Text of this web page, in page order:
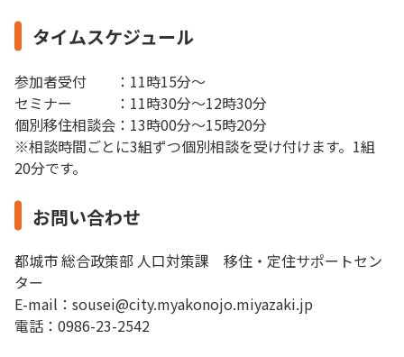
タイムスケジュール
参加者受付 ：11時15分～
セミナー ：11時30分～12時30分
個別移住相談会：13時00分～15時20分
※相談時間ごとに3組ずつ個別相談を受け付けます。1組
20分です。
お問い合わせ
都城市 総合政策部 人口対策課 移住・定住サポートセン
ター
E-mail：sousei@city.myakonojo.miyazaki.jp
電話：0986-23-2542